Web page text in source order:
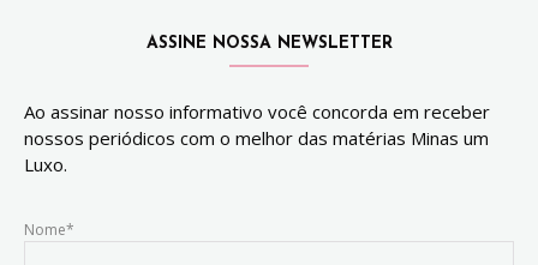
ASSINE NOSSA NEWSLETTER
Ao assinar nosso informativo você concorda em receber
nossos periódicos com o melhor das matérias Minas um
Luxo.
Nome*